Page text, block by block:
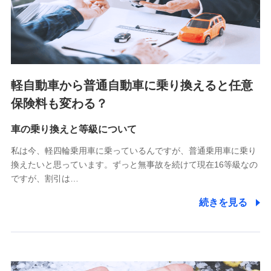
SBIペット少額短期保険株式会社 (https://www.sbipet-
ssi.co.jp/)
SBIリスタ少額短期保険会社
(https://www.jishin.co.jp/)
スマートプラス少額短期保険株式会社
チューリッヒ少額短期保険株式会社
(https://www.zurichssi.co.jp/)
(https://www.tokiomarine-x.co.jp/)
(https://pshoken.co.jp/)
リトルファミリー少額短期保険株式会社
(https://www.littlefamily-ssi.com/)
郵便、電話、およびＥメール等により、当社と取引のあるも
た維持管理等の委託業務遂行のため、またそれらに付帯、関
軽自動車から普通自動車に乗り換えると任意
保険料も変わる？
車の乗り換えと等級について
私は今、軽四輪乗用車に乗っているんですが、普通乗用車に乗り
換えたいと思っています。ずっと無事故を続けて現在16等級なの
ですが、割引は…
続きを見る